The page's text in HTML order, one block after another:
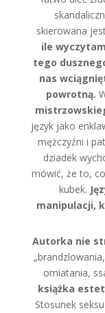
skierowana
ile
tego
nas
powrotną.
język jako
mężczyźni i
dziadek
mówić, że to,
kubek.
manipulacji,
Autorka nie
omiatania,
książka
Stosunek